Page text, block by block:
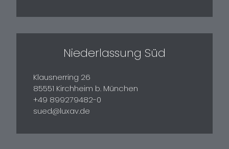
Niederlassung Süd
Klausnerring 26
85551 Kirchheim b. München
+49 899279482-0
sued@luxav.de